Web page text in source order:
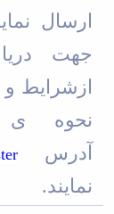
ارسال
جهت
ازشرایط و
نحوه ی
آدرس
نمایند.